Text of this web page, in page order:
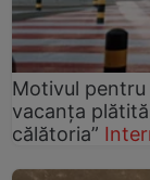
Motivul
vacanța
călătoria”